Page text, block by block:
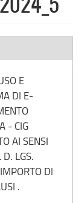
E
DI E-
- CIG
AI SENSI
LGS.
DI
.